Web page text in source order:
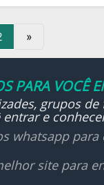
»
PARA VOCÊ
grupos
e
para
site para